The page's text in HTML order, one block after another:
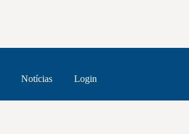
Notícias Login